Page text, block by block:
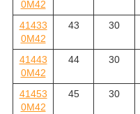
0M42
41433
0M42
43 30
41443
0M42
44 30
41453
0M42
45 30